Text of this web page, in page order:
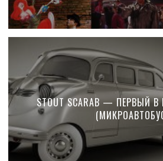
STOUT SCARAB — ПЕРВЫЙ